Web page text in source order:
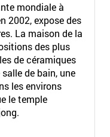
mondiale à
2002, expose des
La maison de la
des plus
de céramiques
de bain, une
les environs
le temple